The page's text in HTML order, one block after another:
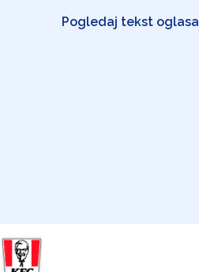
Pogledaj tekst oglasa